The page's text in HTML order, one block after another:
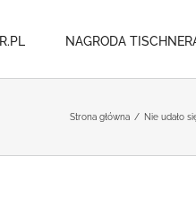
NAGRODA
Strona główna / Nie udało